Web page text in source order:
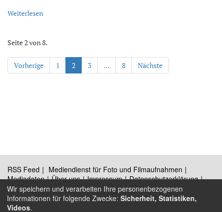
Weiterlesen
Seite 2 von 8.
Vorherige 1 2 3 … 8 Nächste
RSS Feed
Mediendienst für Foto und Filmaufnahmen
Mediadaten
Über uns Impressum
Datenschutzerklärung
Kontakt
Wir speichern und verarbeiten Ihre personenbezogenen
Informationen für folgende Zwecke: Sicherheit, Statistiken,
Videos.